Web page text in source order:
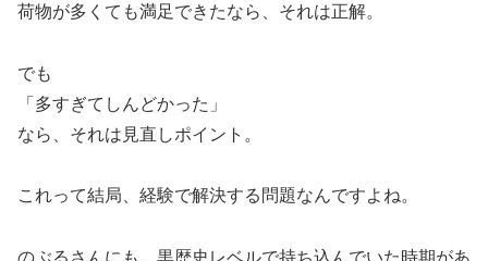
荷物が多くても満足できたなら、それは正解。
でも
「多すぎてしんどかった」
なら、それは見直しポイント。
これって結局、経験で解決する問題なんですよね。